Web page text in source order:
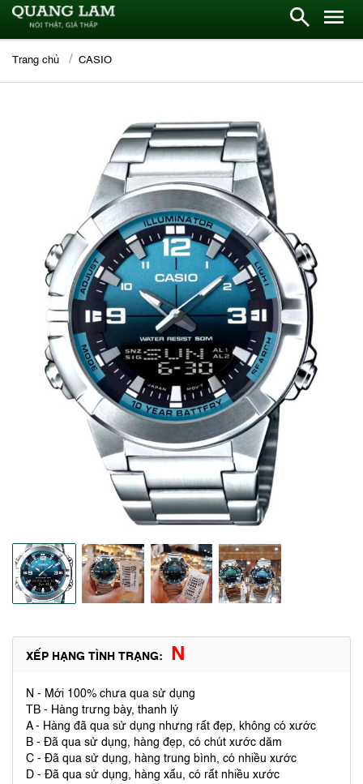
Trang chủ CASIO
XẾP HẠNG TÌNH TRẠNG: N
N - Mới 100% chưa qua sử dụng
TB - Hàng trưng bày, thanh lý
A - Hàng đã qua sử dụng nhưng rất đẹp, không có xước
B - Đã qua sử dụng, hàng đẹp, có chút xước dăm
C - Đã qua sử dụng, hàng trung bình, có nhiều xước
D - Đã qua sử dụng, hàng xấu, có rất nhiều xước